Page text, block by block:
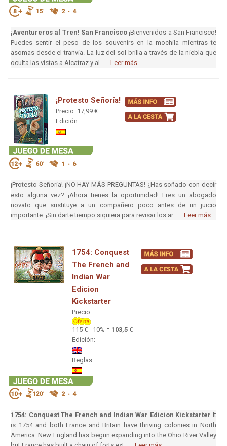
¡Aventureros al Tren! San Francisco ¡Bienvenidos a San Francisco!
Puedes sentir el peso de los souvenirs en la mochila mientras te
asomas desde el tranvía. La luz del sol brilla a través de la niebla que
oculta las vistas a Alcatraz y al ... Leer más
¡Protesto Señoría!
Precio: 17,99 €
Edición:
¡Protesto Señoría! ¡NO HAY MÁS PREGUNTAS! ¿Has soñado con decir
esto alguna vez? ¡Ahora tienes la oportunidad! Eres un abogado
novato que sustituye a un compañero poco antes de un juicio
importante. ¡Sin darte tiempo siquiera para revisar los ar ... Leer más
1754: Conquest
The French and
Indian War
Edicion
Kickstarter
Precio:
115 € - 10% = 103,5 €
Edición:
Reglas:
1754: Conquest The French and Indian War Edicion Kickstarter It
is 1754 and both France and Britain have thriving colonies in North
America. New England has begun expanding into the Ohio River Valley